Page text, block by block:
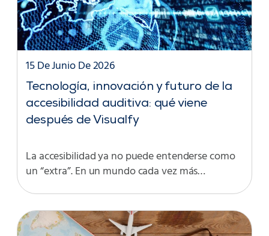
Tecnología, innovación y futuro de la
accesibilidad auditiva: qué viene
después de Visualfy
15 De Junio De 2026
La accesibilidad ya no puede entenderse como
un “extra”. En un mundo cada vez más…